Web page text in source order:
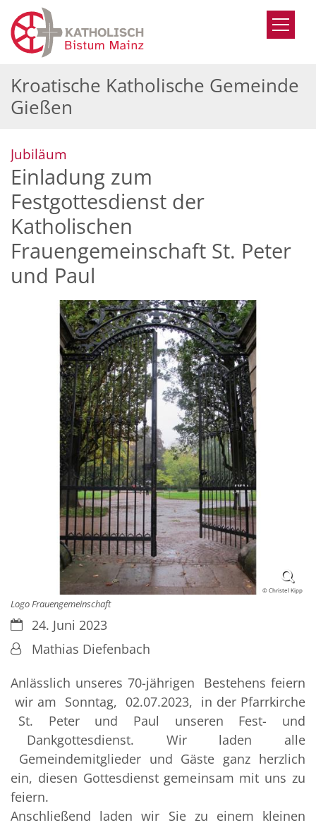
Zum Inhalt springen
Kroatische Katholische Gemeinde
Gießen
Jubiläum
Einladung zum
Festgottesdienst der
Katholischen
Frauengemeinschaft St. Peter
und Paul
© Christel Kipp
Logo Frauengemeinschaft
Datum:24. Juni 2023
Von:Mathias Diefenbach
Anlässlich unseres 70-jährigen Bestehens feiern
wir am Sonntag, 02.07.2023, in der Pfarrkirche
St. Peter und Paul unseren Fest- und
Dankgottesdienst. Wir laden alle
Gemeindemitglieder und Gäste ganz herzlich
ein, diesen Gottesdienst gemeinsam mit uns zu
feiern.
Anschließend laden wir Sie zu einem kleinen